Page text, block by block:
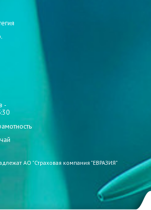
-
АО "Страховая компания "ЕВРАЗИЯ"